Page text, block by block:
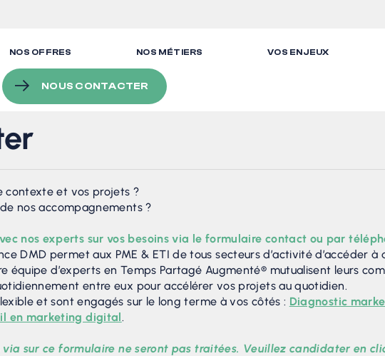
NOS OFFRES NOS MÉTIERS VOS ENJEUX
NOUS CONTACTER
contexte et vos projets ?
nos accompagnements ?
nos experts sur vos besoins via le formulaire contact ou par
DMD permet aux PME & ETI de tous secteurs d’activité d’accéder
équipe d’experts en Temps Partagé Augmenté® mutualisent leurs
entre eux pour accélérer vos projets au quotidien.
et sont engagés sur le long terme à vos côtés : Diagnostic
en marketing digital.
sur ce formulaire ne seront pas traitées. Veuillez candidater en